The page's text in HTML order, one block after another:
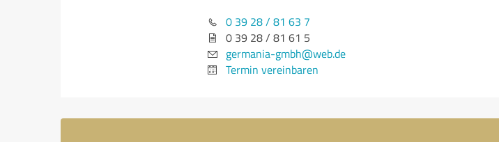
0 39 28 / 81 63 7
0 39 28 / 81 61 5
germania-gmbh@web.de
Termin vereinbaren